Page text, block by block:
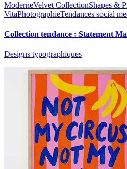
ModerneVelvet CollectionShapes &
VitaPhotographieTendances social
Collection tendance : Statement
Designs typographiques